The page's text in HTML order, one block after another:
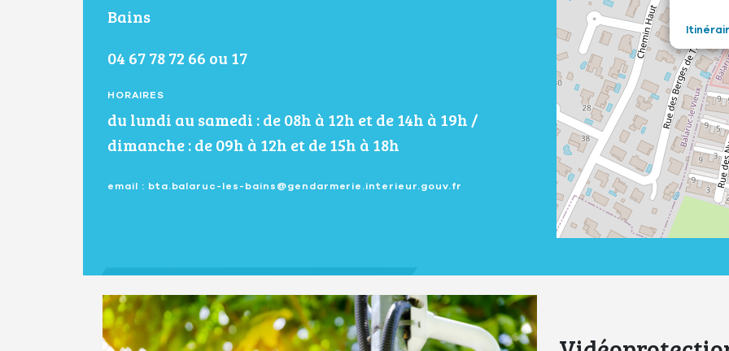
Bains
04 67 78 72 66 ou 17
HORAIRES
du lundi au samedi : de 08h à 12h et de 14h à 19h /
dimanche : de 09h à 12h et de 15h à 18h
email : bta.balaruc-les-bains@gendarmerie.interieur.gouv.fr